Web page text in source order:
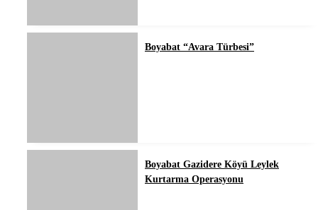
Boyabat “Avara Türbesi”
Boyabat Gazidere Köyü Leylek
Kurtarma Operasyonu